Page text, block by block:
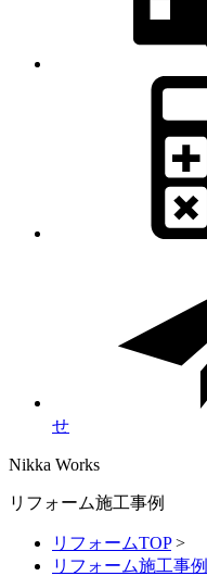
せ
Nikka Works
リフォーム施工事例
リフォームTOP>
リフォーム施工事例